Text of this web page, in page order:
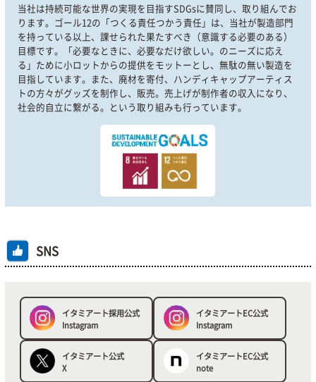
当社は持続可能な世界の実現を目指すSDGsに賛同し、取り組んでお
ります。ゴール12の「つくる責任つかう責任」は、当社が製造部門
を持っている以上、課せられた果たすべき（意識する必要のある）
目標です。「必要なときに、必要なだけ欲しい。のニーズに応え
る」ために小ロットからの提供をモットーとし、無駄の無い製造を
目指しています。また、廃材を寄付、ハンディキャップアーティス
トの方々がグッズを制作し、販売。売上げが制作者の収入になり、
社会的自立に繋がる。という取り組みも行っています。
SNS
イタミアート採用公式
Instagram
イタミアートEC公式
Instagram
イタミアート公式
X
イタミアートEC公式
note